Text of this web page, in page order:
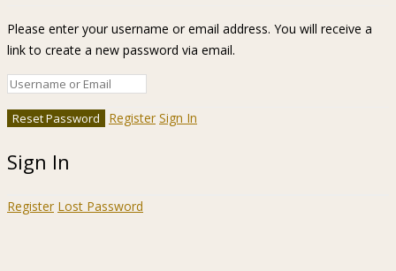
Please enter your username or email address. You will receive a
link to create a new password via email.
Register Sign In
Sign In
Register Lost Password